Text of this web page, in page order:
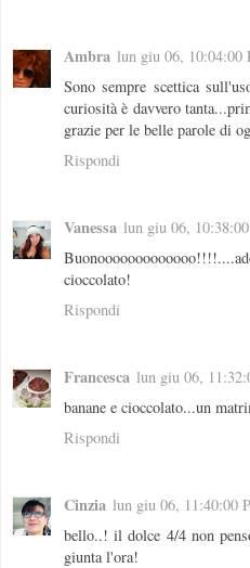
Ambra lun giu 06, 10:04:00
Sono sempre scettica
curiosità è davvero
grazie per le belle parole di
Rispondi
Vanessa lun giu 06,
cioccolato!
Rispondi
Francesca lun giu 06,
banane e cioccolato...un
Rispondi
Cinzia lun giu 06, 11:40:00
bello..! il dolce 4/4 non
giunta l'ora!